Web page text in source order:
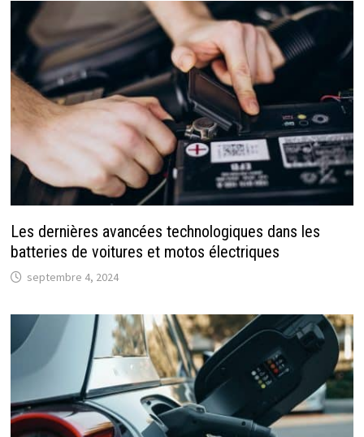
Les dernières avancées technologiques dans les
batteries de voitures et motos électriques
septembre 4, 2024